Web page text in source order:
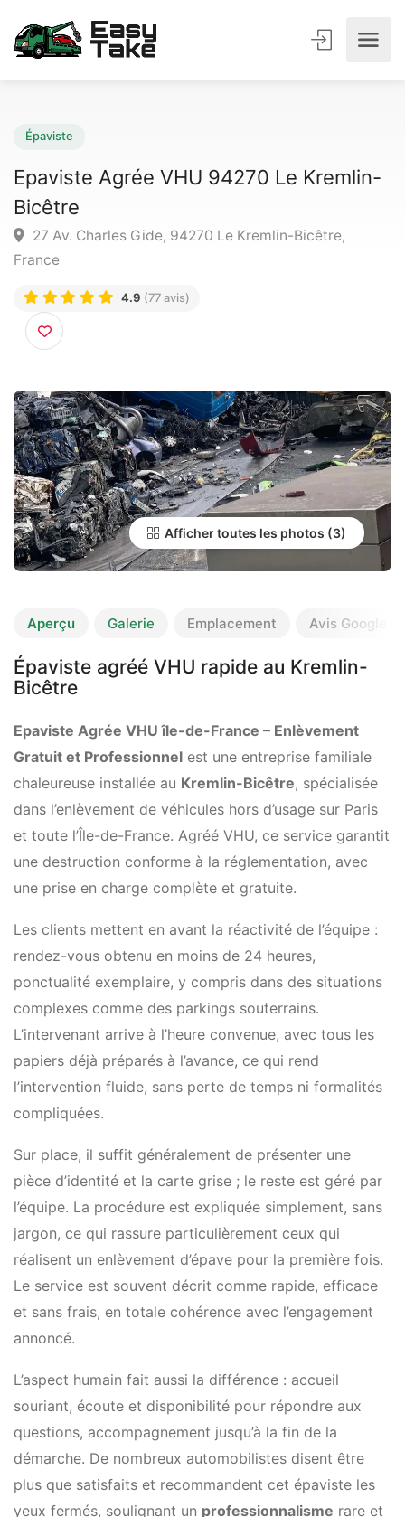
Epaviste Agrée VHU 94270 Le
Bicêtre
27 Av. Charles Gide, 94270 Le Kremlin-Bicêtre,
Afficher toutes les photos
Aperçu Galerie Emplacement Avis Google
Épaviste agréé VHU rapide au Kremlin-
Bicêtre
Epaviste Agrée VHU île-de-France – Enlèvement
Gratuit et Professionnel est une entreprise familiale
chaleureuse installée au Kremlin-Bicêtre, spécialisée
dans l’enlèvement de véhicules hors d’usage sur Paris
et toute l’Île-de-France. Agréé VHU, ce service garantit
une destruction conforme à la réglementation, avec
une prise en charge complète et gratuite.
Les clients mettent en avant la réactivité de l’équipe :
rendez-vous obtenu en moins de 24 heures,
ponctualité exemplaire, y compris dans des situations
complexes comme des parkings souterrains.
L’intervenant arrive à l’heure convenue, avec tous les
papiers déjà préparés à l’avance, ce qui rend
l’intervention fluide, sans perte de temps ni formalités
compliquées.
Sur place, il suffit généralement de présenter une
pièce d’identité et la carte grise ; le reste est géré par
l’équipe. La procédure est expliquée simplement, sans
jargon, ce qui rassure particulièrement ceux qui
réalisent un enlèvement d’épave pour la première fois.
Le service est souvent décrit comme rapide, efficace
et sans frais, en totale cohérence avec l’engagement
annoncé.
L’aspect humain fait aussi la différence : accueil
souriant, écoute et disponibilité pour répondre aux
questions, accompagnement jusqu’à la fin de la
démarche. De nombreux automobilistes disent être
plus que satisfaits et recommandent cet épaviste les
yeux fermés, soulignant un professionnalisme rare et